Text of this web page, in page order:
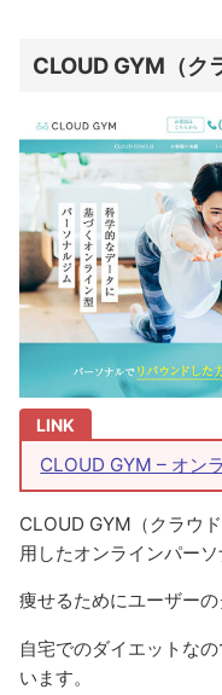
CLOUD GYM（ク
CLOUD GYM – オン
CLOUD GYM（クラウ
用したオンラインパーソ
痩せるためにユーザーの
自宅でのダイエットな
います。